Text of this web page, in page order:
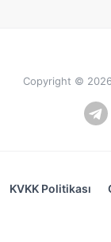
Copyright © 2026
KVKK Politikası